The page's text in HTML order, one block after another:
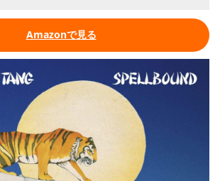
Amazonで見る